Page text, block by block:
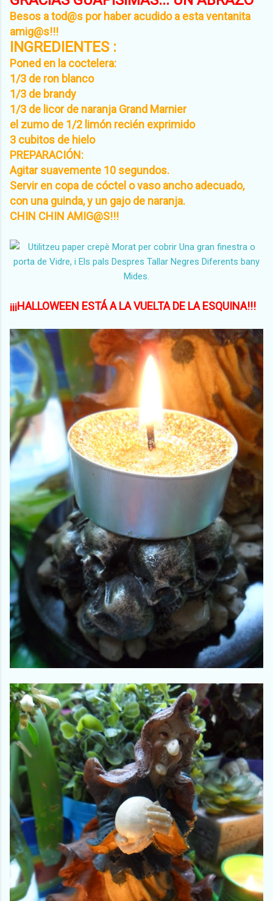
Besos a tod@s por haber acudido a esta ventanita
amig@s!!!
INGREDIENTES :
Poned en la coctelera:
1/3 de ron blanco
1/3 de brandy
1/3 de licor de naranja Grand Marnier
el zumo de 1/2 limón recién exprimido
3 cubitos de hielo
PREPARACIÓN:
Agitar suavemente 10 segundos.
Servir en copa de cóctel o vaso ancho adecuado,
con una guinda, y un gajo de naranja.
CHIN CHIN AMIG@S!!!
¡¡¡HALLOWEEN ESTÁ A LA VUELTA DE LA ESQUINA!!!